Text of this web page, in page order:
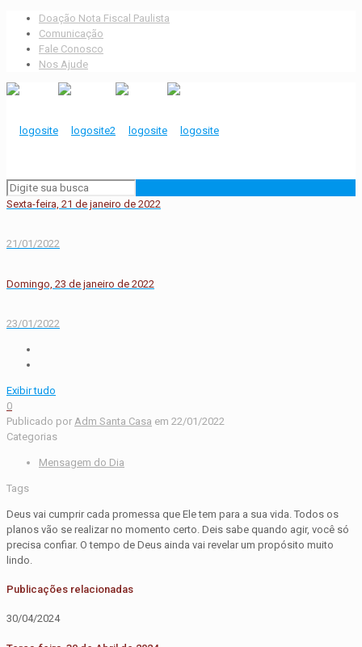
Doação Nota Fiscal Paulista
Comunicação
Fale Conosco
Nos Ajude
Sexta-feira, 21 de janeiro de 2022
21/01/2022
Domingo, 23 de janeiro de 2022
23/01/2022
Exibir tudo
0
Publicado por Adm Santa Casa em 22/01/2022
Categorias
Mensagem do Dia
Tags
Deus vai cumprir cada promessa que Ele tem para a sua vida. Todos os
planos vão se realizar no momento certo. Deis sabe quando agir, você só
precisa confiar. O tempo de Deus ainda vai revelar um propósito muito
lindo.
Publicações relacionadas
30/04/2024